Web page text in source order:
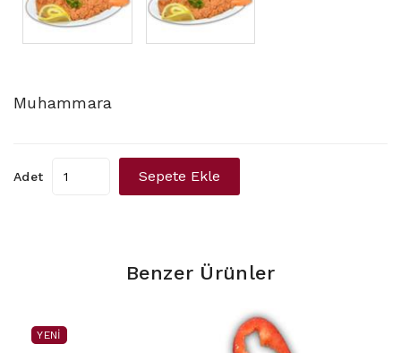
Muhammara
Adet Sepete Ekle
Benzer Ürünler
YENI